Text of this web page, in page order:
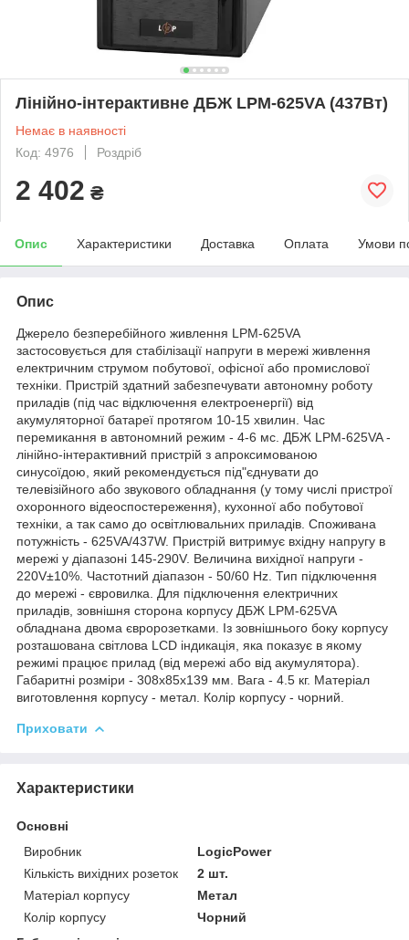
Лінійно-інтерактивне ДБЖ LPM-625VA (437Вт)
Немає в наявності
Код: 4976
Роздріб
2 402 ₴
Опис Характеристики Доставка Оплата Умови
Опис
Джерело безперебійного живлення LPM-625VA
застосовується для стабілізації напруги в мережі живлення
електричним струмом побутової, офісної або промислової
техніки. Пристрій здатний забезпечувати автономну роботу
приладів (під час відключення електроенергії) від
акумуляторної батареї протягом 10-15 хвилин. Час
перемикання в автономний режим - 4-6 мс. ДБЖ LPM-625VA -
лінійно-інтерактивний пристрій з апроксимованою
синусоїдою, який рекомендується під"єднувати до
телевізійного або звукового обладнання (у тому числі пристрої
охоронного відеоспостереження), кухонної або побутової
техніки, а так само до освітлювальних приладів. Споживана
потужність - 625VA/437W. Пристрій витримує вхідну напругу в
мережі у діапазоні 145-290V. Величина вихідної напруги -
220V±10%. Частотний діапазон - 50/60 Hz. Тип підключення
до мережі - євровилка. Для підключення електричних
приладів, зовнішня сторона корпусу ДБЖ LPM-625VA
обладнана двома євророзетками. Із зовнішнього боку корпусу
розташована світлова LCD індикація, яка показує в якому
режимі працює прилад (від мережі або від акумулятора).
Габаритні розміри - 308х85х139 мм. Вага - 4.5 кг. Матеріал
виготовлення корпусу - метал. Колір корпусу - чорний.
Приховати
Характеристики
Основні
Виробник
LogicPower
Кількість вихідних розеток
2 шт.
Матеріал корпусу
Метал
Колір корпусу
Чорний